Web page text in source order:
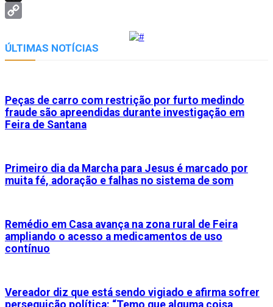
Threads
Link
ÚLTIMAS NOTÍCIAS
Peças de carro com restrição por furto medindo
fraude são apreendidas durante investigação em
Feira de Santana
Primeiro dia da Marcha para Jesus é marcado por
muita fé, adoração e falhas no sistema de som
Remédio em Casa avança na zona rural de Feira
ampliando o acesso a medicamentos de uso
contínuo
Vereador diz que está sendo vigiado e afirma sofrer
perseguição política: “Temo que alguma coisa